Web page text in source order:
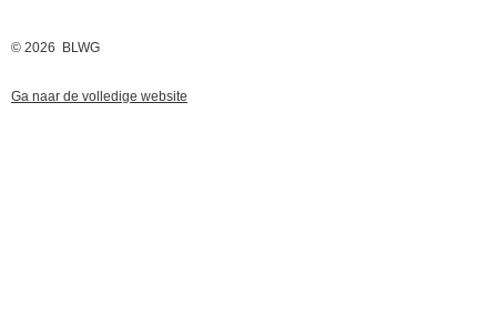
© 2026 BLWG
Ga naar de volledige website